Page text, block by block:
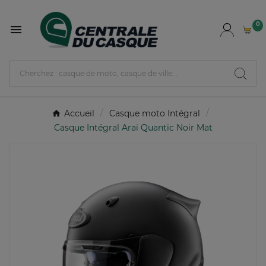
 0
Accueil
Casque moto Intégral
Casque Intégral Arai Quantic Noir Mat